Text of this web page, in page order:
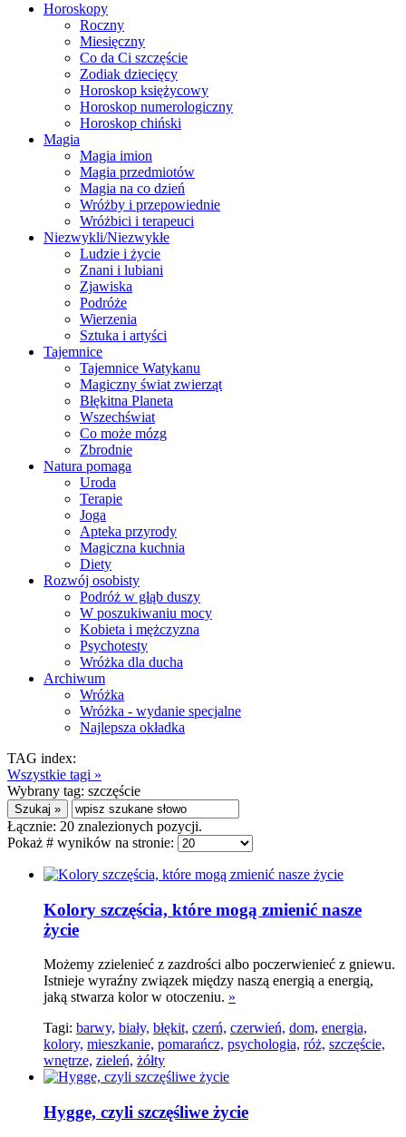
Horoskopy
Roczny
Miesięczny
Co da Ci szczęście
Zodiak dziecięcy
Horoskop księżycowy
Horoskop numerologiczny
Horoskop chiński
Magia
Magia imion
Magia przedmiotów
Magia na co dzień
Wróżby i przepowiednie
Wróżbici i terapeuci
Niezwykli/Niezwykłe
Ludzie i życie
Znani i lubiani
Zjawiska
Podróże
Wierzenia
Sztuka i artyści
Tajemnice
Tajemnice Watykanu
Magiczny świat zwierząt
Błękitna Planeta
Wszechświat
Co może mózg
Zbrodnie
Natura pomaga
Uroda
Terapie
Joga
Apteka przyrody
Magiczna kuchnia
Diety
Rozwój osobisty
Podróż w głąb duszy
W poszukiwaniu mocy
Kobieta i mężczyzna
Psychotesty
Wróżka dla ducha
Archiwum
Wróżka
Wróżka - wydanie specjalne
Najlepsza okładka
TAG index:
Wszystkie tagi »
Wybrany tag: szczęście
Łącznie: 20 znalezionych pozycji.
Pokaż # wyników na stronie:
Kolory szczęścia, które mogą zmienić nasze
życie
Możemy zzielenieć z zazdrości albo poczerwienieć z gniewu.
Istnieje wyraźny związek między naszą energią a energią,
jaką stwarza kolor w otoczeniu. »
Tagi: barwy, biały, błękit, czerń, czerwień, dom, energia,
kolory, mieszkanie, pomarańcz, psychologia, róż, szczęście,
wnętrze, zieleń, żółty
Hygge, czyli szczęśliwe życie